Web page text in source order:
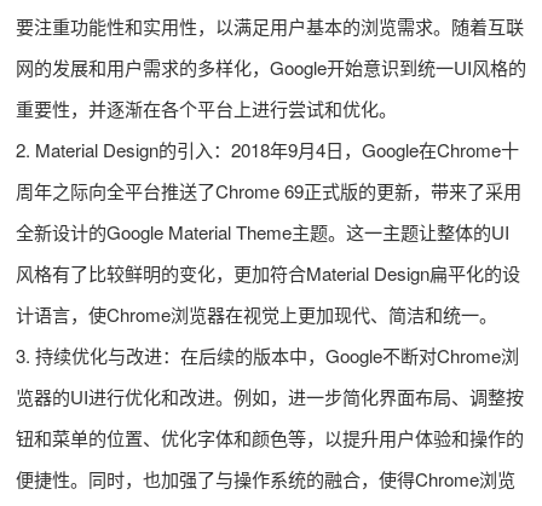
要注重功能性和实用性，以满足用户基本的浏览需求。随着互联
网的发展和用户需求的多样化，Google开始意识到统一UI风格的
重要性，并逐渐在各个平台上进行尝试和优化。
2. Material Design的引入：2018年9月4日，Google在Chrome十
周年之际向全平台推送了Chrome 69正式版的更新，带来了采用
全新设计的Google Material Theme主题。这一主题让整体的UI
风格有了比较鲜明的变化，更加符合Material Design扁平化的设
计语言，使Chrome浏览器在视觉上更加现代、简洁和统一。
3. 持续优化与改进：在后续的版本中，Google不断对Chrome浏
览器的UI进行优化和改进。例如，进一步简化界面布局、调整按
钮和菜单的位置、优化字体和颜色等，以提升用户体验和操作的
便捷性。同时，也加强了与操作系统的融合，使得Chrome浏览